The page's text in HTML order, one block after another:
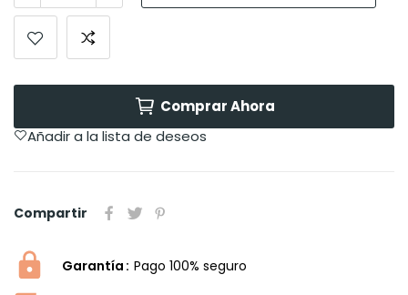
Comprar Ahora
Añadir a la lista de deseos
Compartir
Garantía Pago 100% seguro